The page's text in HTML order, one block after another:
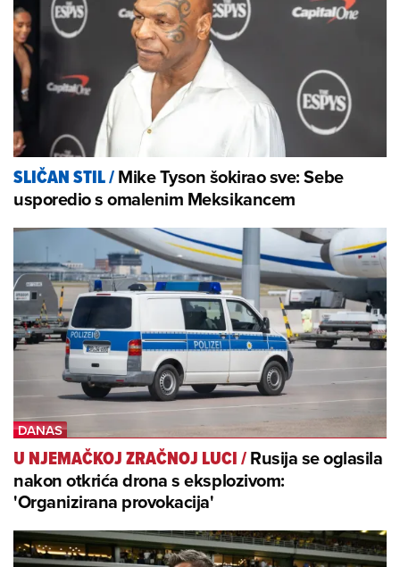
SLIČAN STIL/Mike Tyson šokirao sve: Sebe
usporedio s omalenim Meksikancem
U NJEMAČKOJ ZRAČNOJ LUCI/Rusija se oglasila
nakon otkrića drona s eksplozivom:
'Organizirana provokacija'